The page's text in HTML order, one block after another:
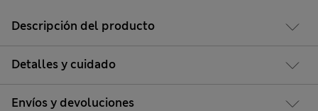
Descripción del producto
Detalles y cuidado
Envíos y devoluciones